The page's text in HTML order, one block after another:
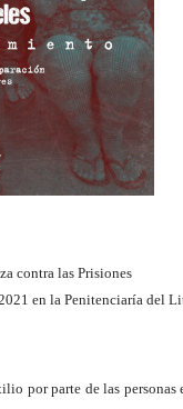
contra las Prisiones
en la Penitenciaría del
por parte de las personas